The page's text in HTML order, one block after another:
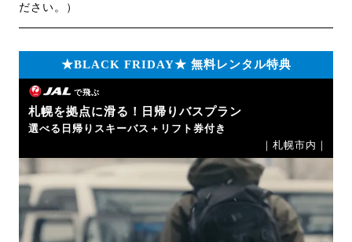
ださい。）
★BLACK FRIDAY★ 無料レンタル特典
で飛ぶ
札幌を拠点に滑る！日帰りバスプラン
選べる日帰りスキーバス＋リフト券付き
｜札幌市内｜